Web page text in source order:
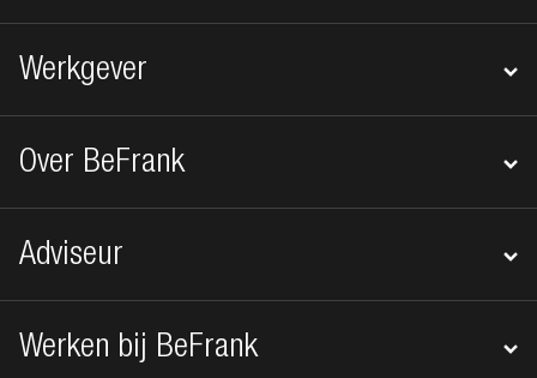
Werkgever
Over BeFrank
Adviseur
Werken bij BeFrank